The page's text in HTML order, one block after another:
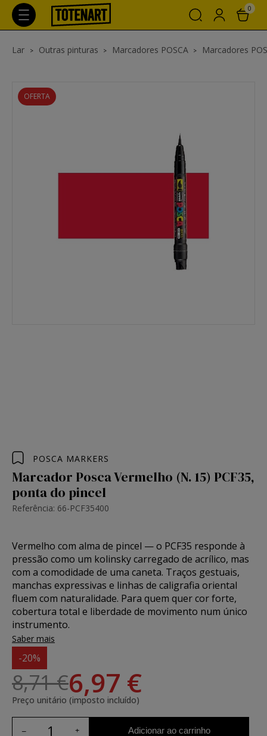
0
Lar Outras pinturas Marcadores POSCA Marcadores
OFERTA
POSCA MARKERS
Marcador Posca Vermelho (N. 15) PCF35,
ponta do pincel
Referência: 66-PCF35400
Vermelho com alma de pincel — o PCF35 responde à
pressão como um kolinsky carregado de acrílico, mas
com a comodidade de uma caneta. Traços gestuais,
manchas expressivas e linhas de caligrafia oriental
fluem com naturalidade. Para quem quer cor forte,
cobertura total e liberdade de movimento num único
instrumento.
Saber mais
-20%
8,71 €6,97 €
Preço unitário (imposto incluído)
Adicionar ao carrinho